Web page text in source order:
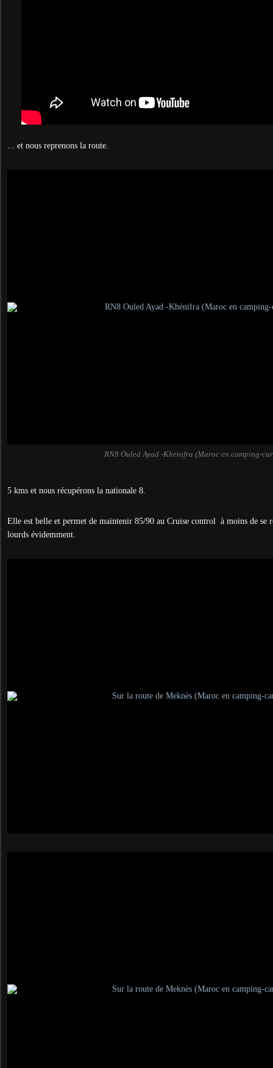
... et nous reprenons la route.
RN8 Ouled Ayad -Khénifra (Maroc en camping-
5 kms et nous récupérons la nationale 8.
Elle est belle et permet de maintenir 85/90 au Cruise control à moins de se
lourds évidemment.